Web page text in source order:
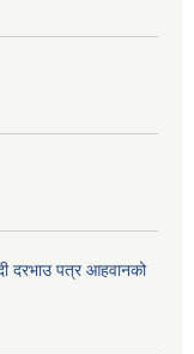
दरभाउ पत्र आहवानको